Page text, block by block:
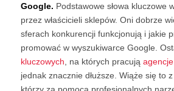
Google. Podstawowe słowa kluczowe
przez właścicieli sklepów. Oni dobrze
sferach konkurencji funkcjonują i jakie
promować w wyszukiwarce Google.
kluczowych , na których pracują
jednak znacznie dłuższe. Wiąże się to
którzy za pomocą profesjonalnych